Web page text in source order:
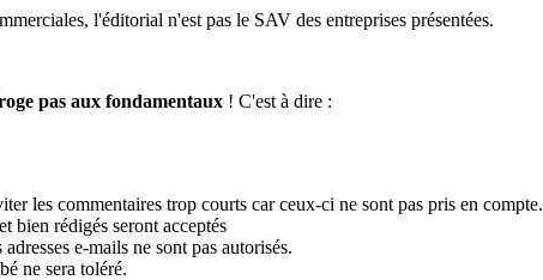
l'éditorial n'est pas le SAV des entreprises présentées.
pas aux fondamentaux ! C'est à dire :
les commentaires trop courts car ceux-ci ne sont pas pris en compte.
bien rédigés seront acceptés
e-mails ne sont pas autorisés.
ne sera toléré.